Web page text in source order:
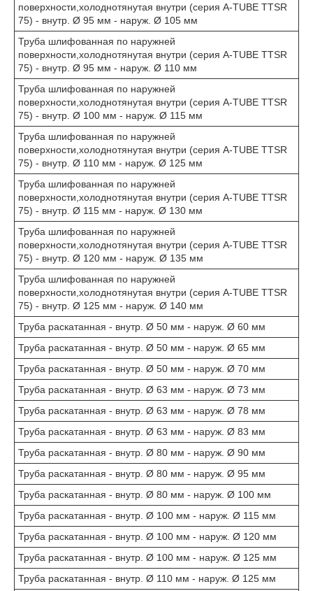
поверхности,холоднотянутая внутри (серия A-TUBE TTSR
75) - внутр. Ø 95 мм - наруж. Ø 105 мм
Труба шлифованная по наружней
поверхности,холоднотянутая внутри (серия A-TUBE TTSR
75) - внутр. Ø 95 мм - наруж. Ø 110 мм
Труба шлифованная по наружней
поверхности,холоднотянутая внутри (серия A-TUBE TTSR
75) - внутр. Ø 100 мм - наруж. Ø 115 мм
Труба шлифованная по наружней
поверхности,холоднотянутая внутри (серия A-TUBE TTSR
75) - внутр. Ø 110 мм - наруж. Ø 125 мм
Труба шлифованная по наружней
поверхности,холоднотянутая внутри (серия A-TUBE TTSR
75) - внутр. Ø 115 мм - наруж. Ø 130 мм
Труба шлифованная по наружней
поверхности,холоднотянутая внутри (серия A-TUBE TTSR
75) - внутр. Ø 120 мм - наруж. Ø 135 мм
Труба шлифованная по наружней
поверхности,холоднотянутая внутри (серия A-TUBE TTSR
75) - внутр. Ø 125 мм - наруж. Ø 140 мм
Труба раскатанная - внутр. Ø 50 мм - наруж. Ø 60 мм
Труба раскатанная - внутр. Ø 50 мм - наруж. Ø 65 мм
Труба раскатанная - внутр. Ø 50 мм - наруж. Ø 70 мм
Труба раскатанная - внутр. Ø 63 мм - наруж. Ø 73 мм
Труба раскатанная - внутр. Ø 63 мм - наруж. Ø 78 мм
Труба раскатанная - внутр. Ø 63 мм - наруж. Ø 83 мм
Труба раскатанная - внутр. Ø 80 мм - наруж. Ø 90 мм
Труба раскатанная - внутр. Ø 80 мм - наруж. Ø 95 мм
Труба раскатанная - внутр. Ø 80 мм - наруж. Ø 100 мм
Труба раскатанная - внутр. Ø 100 мм - наруж. Ø 115 мм
Труба раскатанная - внутр. Ø 100 мм - наруж. Ø 120 мм
Труба раскатанная - внутр. Ø 100 мм - наруж. Ø 125 мм
Труба раскатанная - внутр. Ø 110 мм - наруж. Ø 125 мм